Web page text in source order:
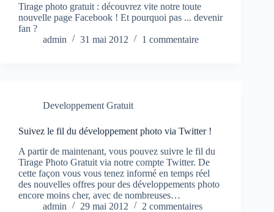
Tirage photo gratuit : découvrez vite notre toute
nouvelle page Facebook ! Et pourquoi pas ... devenir
fan ?
admin
31 mai 2012 1 commentaire
Developpement Gratuit
Suivez le fil du développement photo via Twitter !
A partir de maintenant, vous pouvez suivre le fil du
Tirage Photo Gratuit via notre compte Twitter. De
cette façon vous vous tenez informé en temps réel
des nouvelles offres pour des développements photo
encore moins cher, avec de nombreuses…
admin
29 mai 2012 2 commentaires